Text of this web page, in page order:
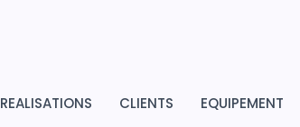
REALISATIONS CLIENTS EQUIPEMENT